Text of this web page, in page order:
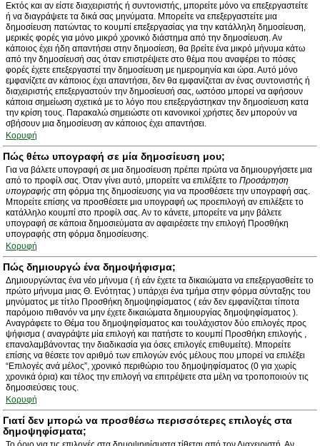
Εκτός και αν είστε διαχειριστής ή συντονιστής, μπορείτε μόνο να επεξεργαστείτε
ή να διαγράψετε τα δικά σας μηνύματα. Μπορείτε να επεξεργαστείτε μια
δημοσίευση πατώντας το κουμπί επεξεργασίας για την κατάλληλη δημοσίευση,
μερικές φορές για μόνο μικρό χρονικό διάστημα από την δημοσίευση. Αν
κάποιος έχει ήδη απαντήσει στην δημοσίεση, θα βρείτε ένα μικρό μήνυμα κάτω
από την δημοσίευσή σας όταν επιστρέψετε στο θέμα που αναφέρει το πόσες
φορές έχετε επεξεργαστεί την δημοσίευση με ημερομηνία και ώρα. Αυτό μόνο
εμφανίζετε αν κάποιος έχει απαντήσει, δεν θα εμφανίζεται αν ένας συντονιστής ή
διαχειριστής επεξεργαστούν την δημοσίευσή σας, ωστόσο μπορεί να αφήσουν
κάποια σημείωση σχετικά με το λόγο που επεξεργάστηκαν την δημοσίευση κατα
την κρίση τους. Παρακαλώ σημειώστε οτι κανονικοί χρήστες δεν μπορούν να
σβήσουν μια δημοσίευση αν κάποιος έχει απαντήσει.
Κορυφή
Πώς θέτω υπογραφή σε μία δημοσίευση μου;
Για να βάλετε υπογραφή σε μια δημοσίευση πρέπει πρώτα να δημιουργήσετε μια
από το προφίλ σας. Όταν γίνει αυτό, μπορείτε να επιλέξετε το Προσάρτηση
υπογραφής στη φόρμα της δημοσίευσης για να προσθέσετε την υπογραφή σας.
Μπορείτε επίσης να προσθέσετε μια υπογραφή ως προεπιλογή αν επιλέξετε το
κατάλληλο κουμπί στο προφίλ σας. Αν το κάνετε, μπορείτε να μην βάλετε
υπογραφή σε κάποια δημοσιεύματα αν αφαιρέσετε την επιλογή Προσθήκη
υπογραφής στη φόρμα δημοσίευσης.
Κορυφή
Πώς δημιουργώ ένα δημοψήφισμα;
Δημιουργώντας ένα νέο μήνυμα ( ή εάν έχετε τα δικαιώματα να επεξεργασθείτε το
πρώτο μήνυμα μιας Θ. Ενότητας ) υπάρχει ένα τμήμα στην φόρμα σύνταξης του
μηνύματος με τίτλο Προσθήκη δημοψηφίσματος ( εάν δεν εμφανίζεται τίποτα
παρόμοιο πιθανόν να μην έχετε δικαιώματα δημιουργίας δημοψηφίσματος ).
Αναγράφετε το Θέμα του δημοψηφίσματος και τουλάχιστον δύο επιλογές προς
ψήφισμα ( αναγράψτε μία επιλογή και πατήστε το κουμπί Προσθήκη επιλογής ,
επαναλαμβάνοντας την διαδικασία για όσες επιλογές επιθυμείτε). Μπορείτε
επίσης να θέσετε τον αριθμό των επιλογών ενός μέλους που μπορεί να επιλέξει
“Επιλογές ανά μέλος”, χρονικό περιθώριο του δημοψηφίσματος (0 για χωρίς
χρονικά όρια) και τέλος την επιλογή να επιτρέψετε στα μέλη να τροποποιούν τις
δημοσιεύσεις τους.
Κορυφή
Γιατί δεν μπορώ να προσθέσω περισσότερες επιλογές στα
δημοψηφίσματα;